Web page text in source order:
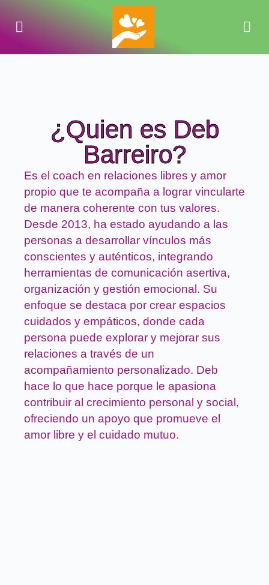
¿Quien es Deb
Barreiro?
Es el coach en relaciones libres y amor
propio que te acompaña a lograr vincularte
de manera coherente con tus valores.
Desde 2013, ha estado ayudando a las
personas a desarrollar vínculos más
conscientes y auténticos, integrando
herramientas de comunicación asertiva,
organización y gestión emocional. Su
enfoque se destaca por crear espacios
cuidados y empáticos, donde cada
persona puede explorar y mejorar sus
relaciones a través de un
acompañamiento personalizado. Deb
hace lo que hace porque le apasiona
contribuir al crecimiento personal y social,
ofreciendo un apoyo que promueve el
amor libre y el cuidado mutuo​.